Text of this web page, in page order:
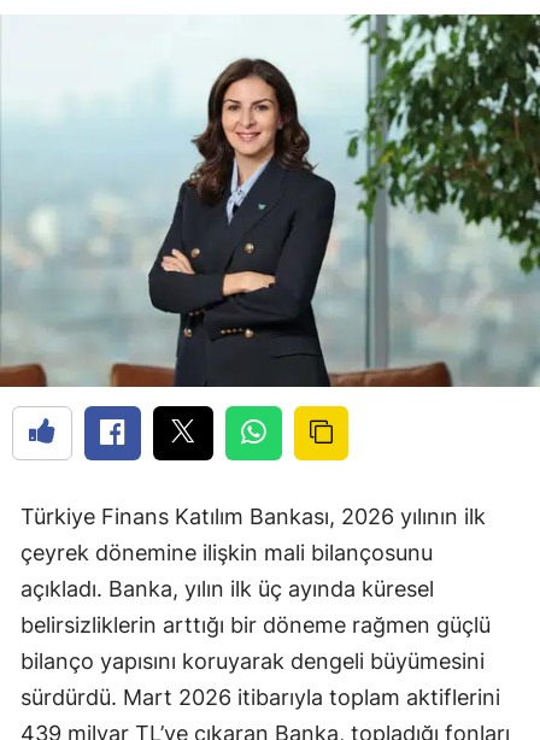
Türkiye Finans Katılım Bankası, 2026 yılının ilk
çeyrek dönemine ilişkin mali bilançosunu
açıkladı. Banka, yılın ilk üç ayında küresel
belirsizliklerin arttığı bir döneme rağmen güçlü
bilanço yapısını koruyarak dengeli büyümesini
sürdürdü. Mart 2026 itibarıyla toplam aktiflerini
439 milyar TL’ye çıkaran Banka, topladığı fonları